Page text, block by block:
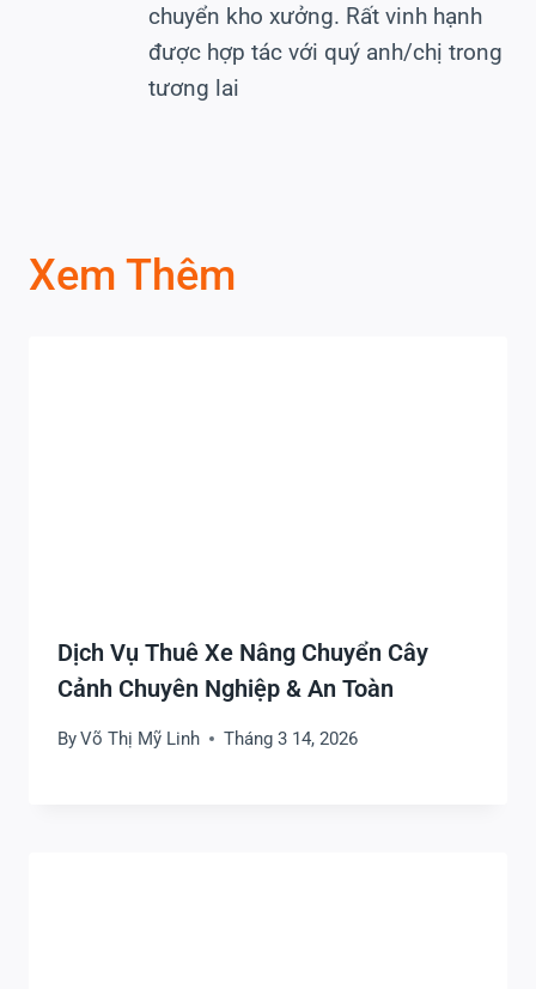
chuyển kho xưởng. Rất vinh hạnh
được hợp tác với quý anh/chị trong
tương lai
Xem Thêm
Dịch Vụ Thuê Xe Nâng Chuyển Cây
Cảnh Chuyên Nghiệp & An Toàn
ByVõ Thị Mỹ Linh Tháng 3 14, 2026